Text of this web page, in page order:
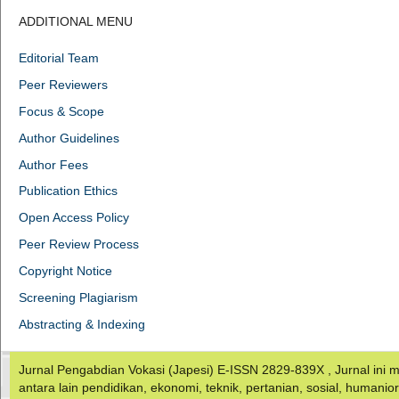
ADDITIONAL MENU
Editorial Team
Peer Reviewers
Focus & Scope
Author Guidelines
Author Fees
Publication Ethics
Open Access Policy
Peer Review Process
Copyright Notice
Screening Plagiarism
Abstracting & Indexing
Jurnal Pengabdian Vokasi (Japesi) E-ISSN 2829-839X , Jurnal
antara lain pendidikan, ekonomi, teknik, pertanian, sosial,